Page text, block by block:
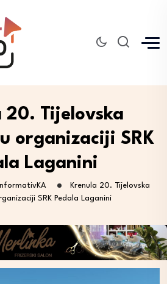
20. Tijelovska
organizaciji SRK
Laganini
InformativKA
Krenula 20. Tijelovska
SRK Pedala Laganini